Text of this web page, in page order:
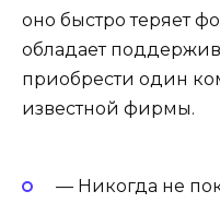
оно быстро теряет
обладает
приобрести один
известной фирмы.
— Никогда не